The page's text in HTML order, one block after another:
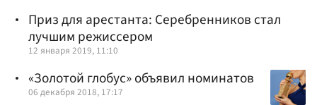
Приз для арестанта: Серебренников стал
лучшим режиссером
12 января 2019, 11:10
«Золотой глобус» объявил номинатов
06 декабря 2018, 17:17